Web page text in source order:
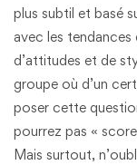
plus subtil et basé
avec les
d’attitudes et de
groupe où d’un
poser cette
pourrez pas «
Mais surtout,